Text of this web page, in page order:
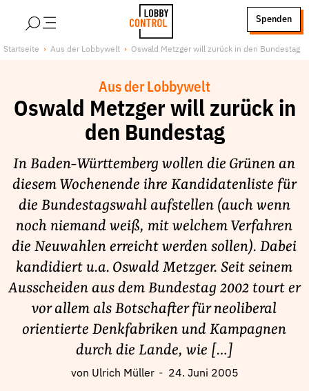
LobbyControl
Spenden
Über uns
Finanzierung
Publikationen und Material
Lobbykritische Stadtführungen
Unsere Schwerpunkte
Lobbykontrolle und Regeln
Lobbyismus und Klima
Macht der Digitalkonzerne
Spenden & Fördern
Fördermitglied werden
Jetzt Spenden
Geschenkspende
Startseite Aus der Lobbywelt Oswald Metzger will zurück in den Bundestag
Aus der Lobbywelt
Oswald Metzger will zurück in
den Bundestag
In Baden-Württemberg wollen die Grünen an
diesem Wochenende ihre Kandidatenliste für
die Bundestagswahl aufstellen (auch wenn
noch niemand weiß, mit welchem Verfahren
die Neuwahlen erreicht werden sollen). Dabei
kandidiert u.a. Oswald Metzger. Seit seinem
Ausscheiden aus dem Bundestag 2002 tourt er
vor allem als Botschafter für neoliberal
orientierte Denkfabriken und Kampagnen
durch die Lande, wie […]
von Ulrich Müller 24. Juni 2005